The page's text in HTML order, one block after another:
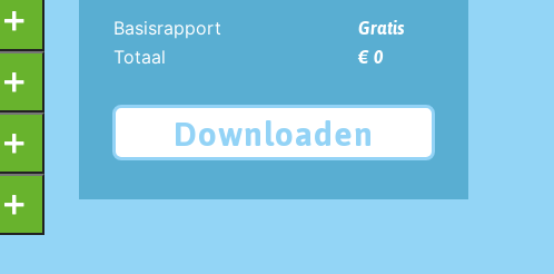
Basisrapport
Gratis
Totaal
€ 0
Downloaden